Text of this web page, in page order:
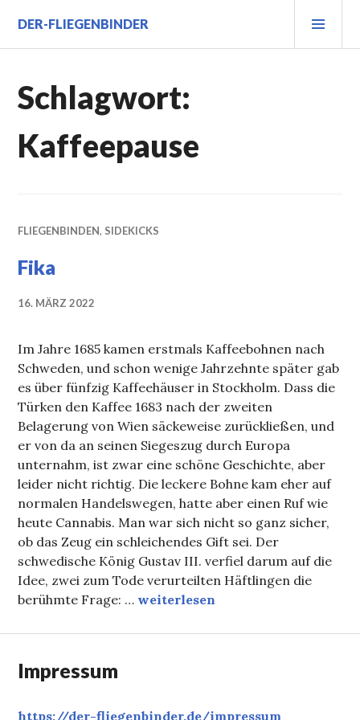
Inhalt
springen
DER-FLIEGENBINDER
Schlagwort:
Kaffeepause
FLIEGENBINDEN, SIDEKICKS
Fika
16. MÄRZ 2022
Im Jahre 1685 kamen erstmals Kaffeebohnen nach
Schweden, und schon wenige Jahrzehnte später gab
es über fünfzig Kaffeehäuser in Stockholm. Dass die
Türken den Kaffee 1683 nach der zweiten
Belagerung von Wien säckeweise zurückließen, und
er von da an seinen Siegeszug durch Europa
unternahm, ist zwar eine schöne Geschichte, aber
leider nicht richtig. Die leckere Bohne kam eher auf
normalen Handelswegen, hatte aber einen Ruf wie
heute Cannabis. Man war sich nicht so ganz sicher,
ob das Zeug ein schleichendes Gift sei. Der
schwedische König Gustav III. verfiel darum auf die
Idee, zwei zum Tode verurteilten Häftlingen die
berühmte Frage: … Fika
weiterlesen
Impressum
https://der-fliegenbinder.de/impressum